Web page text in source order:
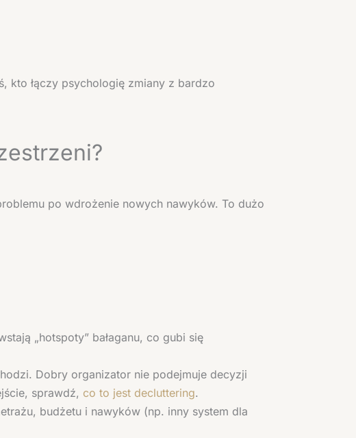
kto łączy psychologię zmiany z bardzo
po wdrożenie nowych nawyków. To dużo
„hotspoty” bałaganu, co gubi się
Dobry organizator nie podejmuje decyzji
sprawdź, co to jest decluttering.
budżetu i nawyków (np. inny system dla